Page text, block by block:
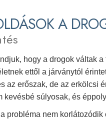
A
hogy a drogok váltak
ettől a járványtól
az erőszak, de az erkölcsi
kevésbé súlyosak, és
probléma nem